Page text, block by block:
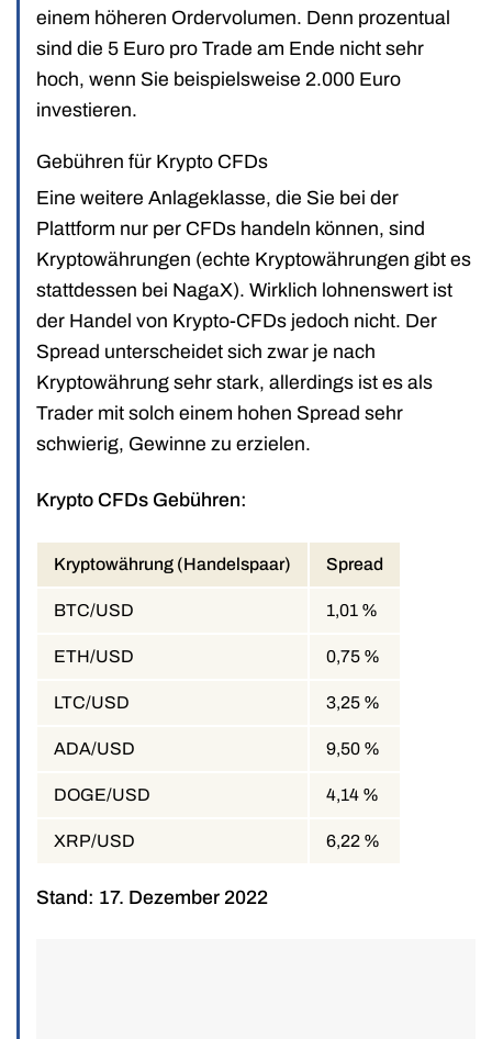
einem höheren Ordervolumen. Denn prozentual
sind die 5 Euro pro Trade am Ende nicht sehr
hoch, wenn Sie beispielsweise 2.000 Euro
investieren.
Gebühren für Krypto CFDs
Eine weitere Anlageklasse, die Sie bei der
Plattform nur per CFDs handeln können, sind
Kryptowährungen (echte Kryptowährungen gibt es
stattdessen bei NagaX). Wirklich lohnenswert ist
der Handel von Krypto-CFDs jedoch nicht. Der
Spread unterscheidet sich zwar je nach
Kryptowährung sehr stark, allerdings ist es als
Trader mit solch einem hohen Spread sehr
schwierig, Gewinne zu erzielen.
Krypto CFDs Gebühren:
Kryptowährung (Handelspaar) Spread
BTC/USD 1,01 %
ETH/USD 0,75 %
LTC/USD 3,25 %
ADA/USD 9,50 %
DOGE/USD 4,14 %
XRP/USD 6,22 %
Stand: 17. Dezember 2022